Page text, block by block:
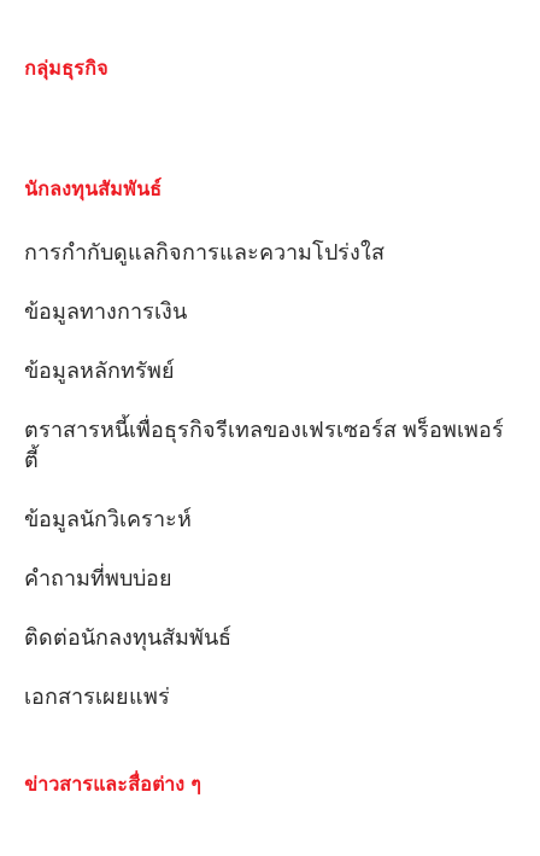
กลุ่มธุรกิจ
นักลงทุนสัมพันธ์
การกํากับดูแลกิจการและความโปร่งใส
ข้อมูลทางการเงิน
ข้อมูลหลักทรัพย์
ตราสารหนี้เพื่อธุรกิจรีเทลของเฟรเซอร์ส พร็อพเพอร์
ตี้
ข้อมูลนักวิเคราะห์
คําถามที่พบบ่อย
ติดต่อนักลงทุนสัมพันธ์
เอกสารเผยแพร่
ข่าวสารและสื่อต่าง ๆ